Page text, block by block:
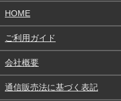
HOME
ご利用ガイド
会社概要
通信販売法に基づく表記